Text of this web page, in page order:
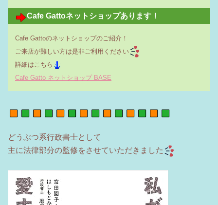
Cafe Gattoネットショップあります！
Cafe Gattoのネットショップのご紹介！
ご来店が難しい方は是非ご利用ください
詳細はこちら
Cafe Gatto ネットショップ BASE
どうぶつ系行政書士として
主に法律部分の監修をさせていただきました